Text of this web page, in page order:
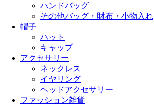
ハンドバッグ
その他バッグ・財布・小物入れ
帽子
ハット
キャップ
アクセサリー
ネックレス
イヤリング
ヘッドアクセサリー
ファッション雑貨